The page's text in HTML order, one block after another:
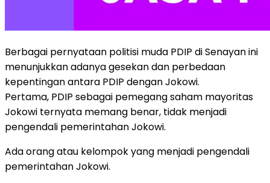
Berbagai pernyataan politisi muda PDIP di Senayan ini
menunjukkan adanya gesekan dan perbedaan
kepentingan antara PDIP dengan Jokowi.
Pertama, PDIP sebagai pemegang saham mayoritas
Jokowi ternyata memang benar, tidak menjadi
pengendali pemerintahan Jokowi.
Ada orang atau kelompok yang menjadi pengendali
pemerintahan Jokowi.